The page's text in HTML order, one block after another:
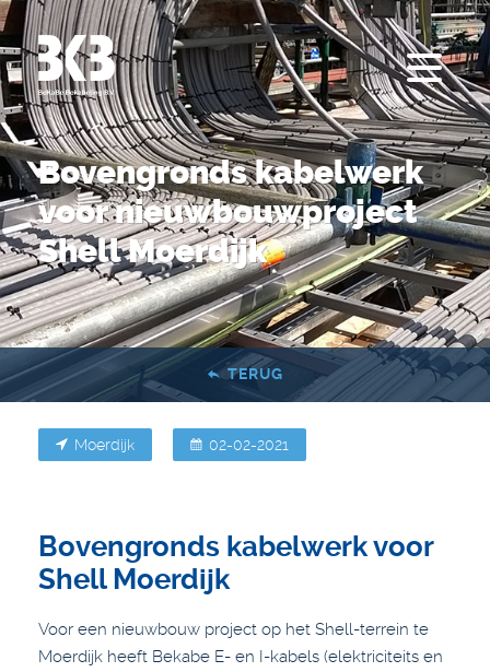
Bovengronds kabelwerk
voor nieuwbouwproject
Shell Moerdijk
TERUG
Moerdijk 02-02-2021
Bovengronds kabelwerk voor
Shell Moerdijk
Voor een nieuwbouw project op het Shell-terrein te
Moerdijk heeft Bekabe E- en I-kabels (elektriciteits en